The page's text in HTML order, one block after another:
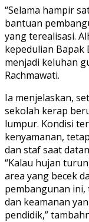
“Selama hampir
bantuan
yang terealisasi.
kepedulian Bapak
menjadi keluhan
Rachmawati.
Ia menjelaskan,
sekolah kerap
lumpur. Kondisi
kenyamanan,
dan staf saat
“Kalau hujan
area yang becek
pembangunan
dan keamanan
pendidik,”